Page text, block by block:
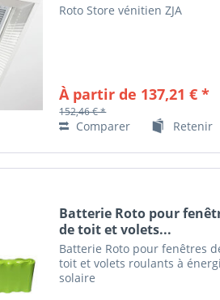
Roto Store vénitien ZJA
À partir de 137,21 € *
152,46 € *
Comparer Retenir
Batterie Roto pour
de toit et volets...
Batterie Roto pour fenêtres
toit et volets roulants à
solaire